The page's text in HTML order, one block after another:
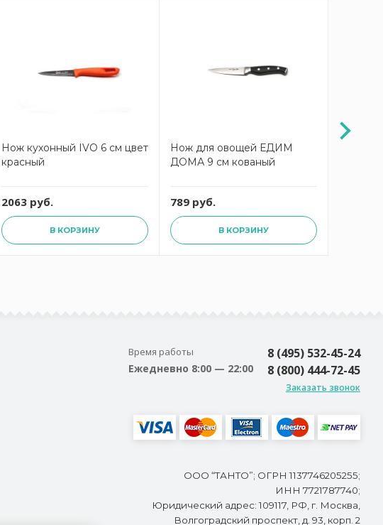
Нож кухонный IVO 6 см цвет
красный
2063 руб.
В КОРЗИНУ
Нож для овощей ЕДИМ
ДОМА 9 см кованый
789 руб.
В КОРЗИНУ
Время работы
Ежедневно 8:00 — 22:00
8 (495) 532-45-24
8 (800) 444-72-45
Заказать звонок
ООО “ТАНТО”; ОГРН 1137746205255;
ИНН 7721787740;
Юридический адрес: 109117, РФ, г. Москва,
Волгоградский проспект, д. 93, корп. 2